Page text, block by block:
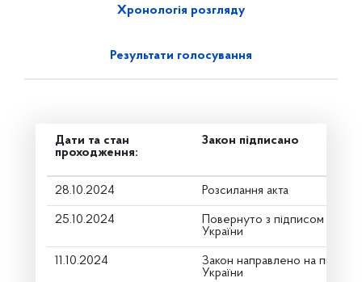
Хронологія розгляду
Результати голосування
Дати та стан
проходження:
Закон підписано
28.10.2024 Розсилання акта
25.10.2024
Повернуто з підписом від
України
11.10.2024
Закон направлено на підпис
України